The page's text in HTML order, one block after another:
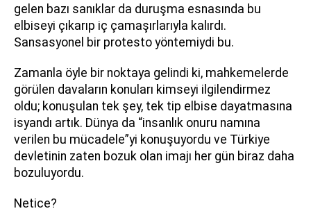
gelen bazı sanıklar da duruşma esnasında bu
elbiseyi çıkarıp iç çamaşırlarıyla kalırdı.
Sansasyonel bir protesto yöntemiydi bu.
Zamanla öyle bir noktaya gelindi ki, mahkemelerde
görülen davaların konuları kimseyi ilgilendirmez
oldu; konuşulan tek şey, tek tip elbise dayatmasına
isyandı artık. Dünya da “insanlık onuru namına
verilen bu mücadele”yi konuşuyordu ve Türkiye
devletinin zaten bozuk olan imajı her gün biraz daha
bozuluyordu.
Netice?